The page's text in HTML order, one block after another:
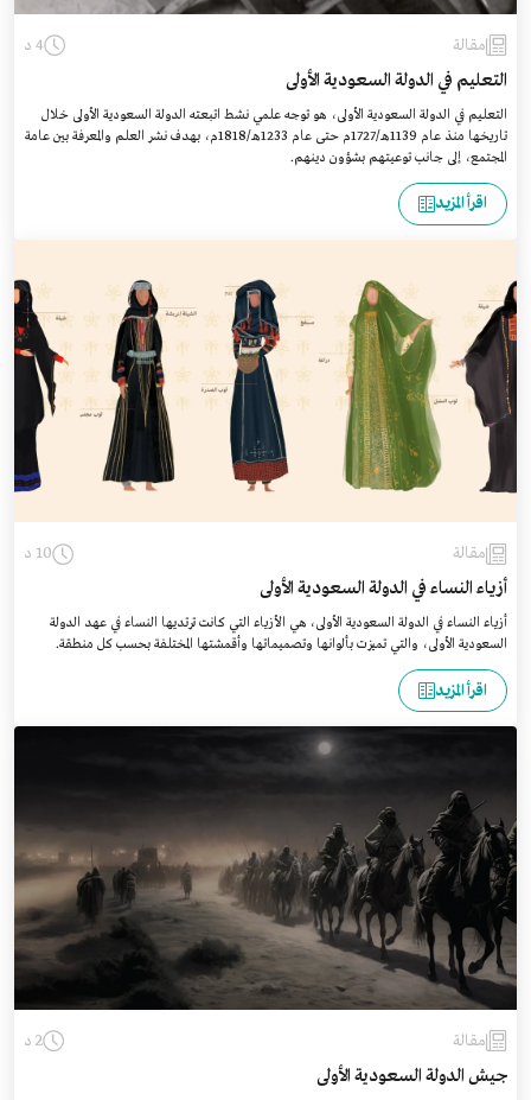
مقالة 4 د
التعليم في الدولة السعودية الأولى
التعليم في الدولة السعودية الأولى، هو توجه علمي نشط اتبعته الدولة السعودية الأولى خلال
تاريخها منذ عام 1139هـ/1727م حتى عام 1233هـ/1818م، بهدف نشر العلم والمعرفة بين عامة
المجتمع، إلى جانب توعيتهم بشؤون دينهم.
اقرأ المزيد
مقالة 10 د
أزياء النساء في الدولة السعودية الأولى
أزياء النساء في الدولة السعودية الأولى، هي الأزياء التي كانت ترتديها النساء في عهد الدولة
السعودية الأولى، والتي تميزت بألوانها وتصميماتها وأقمشتها المختلفة بحسب كل منطقة.
اقرأ المزيد
مقالة 2 د
جيش الدولة السعودية الأولى